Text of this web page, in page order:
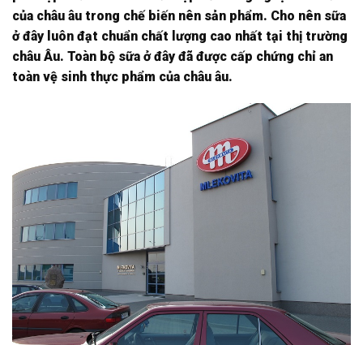
của châu âu trong chế biến nên sản phẩm. Cho nên sữa
ở đây luôn đạt chuẩn chất lượng cao nhất tại thị trường
châu Âu. Toàn bộ sữa ở đây đã được cấp chứng chỉ an
toàn vệ sinh thực phẩm của châu âu.